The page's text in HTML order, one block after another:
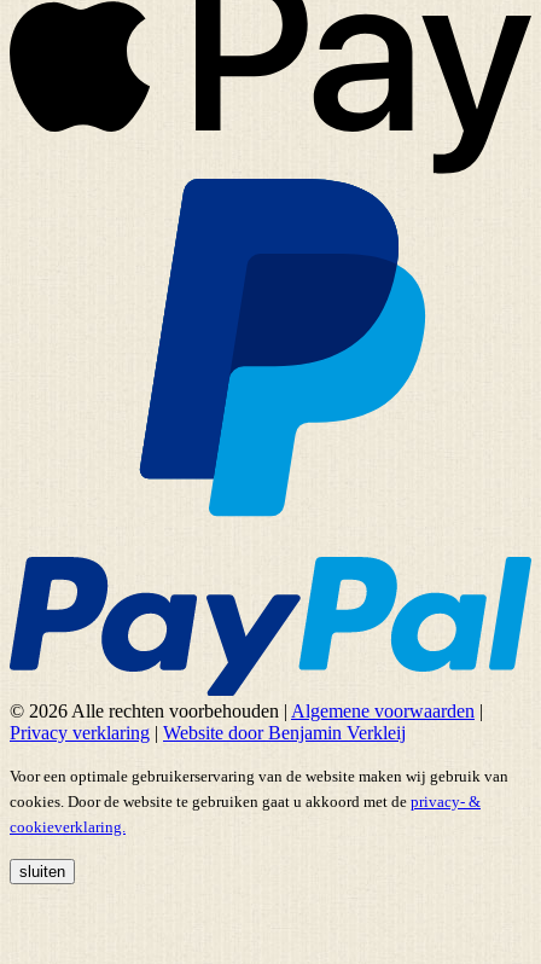
© 2026 Alle rechten voorbehouden | Algemene voorwaarden |
Privacy verklaring | Website door Benjamin Verkleij
Voor een optimale gebruikerservaring van de website maken wij gebruik van
cookies. Door de website te gebruiken gaat u akkoord met de privacy- &
cookieverklaring.
sluiten